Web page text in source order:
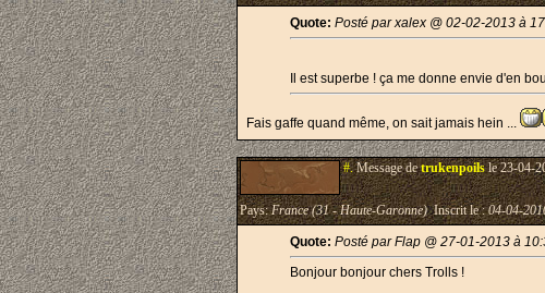
Quote: Posté par xalex @ 02-02-2013 à
Il est superbe ! ça me donne envie d'en
Fais gaffe quand même, on sait jamais hein ...
#.Message detrukenpoilsle 23-04-
Pays:France (31 - Haute-Garonne)Inscrit le :04-04-
Quote: Posté par Flap @ 27-01-2013 à
Bonjour bonjour chers Trolls !